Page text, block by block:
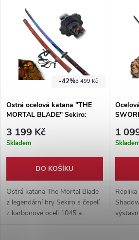
5 499 Kč
-42%
Ostrá ocelová katana "THE
MORTAL BLADE" Sekiro:
3 199 Kč
Skladem
DO KOŠÍKU
Ostrá katana The Mortal Blade
z legendární hry Sekiro s čepelí
z karbonové oceli 1045 a
1